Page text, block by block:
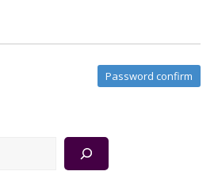
Password confirm